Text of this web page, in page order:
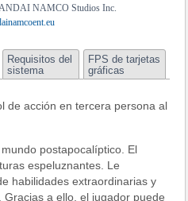
NAMCO Studios Inc.
Requisitos del
sistema
FPS de tarjetas
gráficas
de acción en tercera persona al
postapocalíptico. El
espeluznantes. Le
habilidades extraordinarias y
a ello, el jugador puede